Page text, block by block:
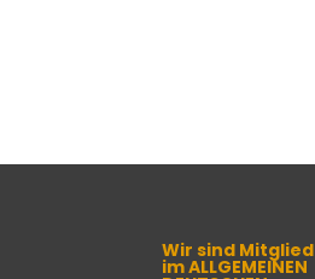
Wir sind Mitglied
im ALLGEMEINEN